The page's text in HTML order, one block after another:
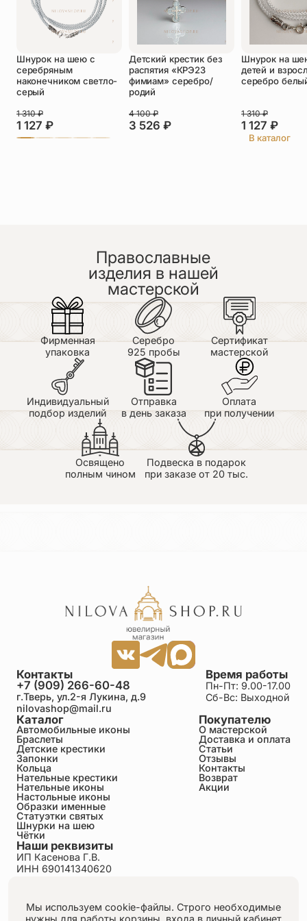
Оставить отзыв
Подтверждаю свое согласие с
политикой конфиденциальностии даю
согласие на обработку персональных
данных
Пока нет отзывов. Будьте первым!
Шнурок на шею с
серебряным
наконечником светло-
серый
1 127 ₽
1 310₽
Детский крестик без
распятия «КРЭ23
фимиам» серебро/
родий
3 526 ₽
4 100₽
Шнурок на
детей и
серебро
1 127 ₽
1 310₽
В каталог
Православные
изделия в нашей
мастерской
Фирменная
упаковка
Серебро
925 пробы
Сертификат
мастерской
Индивидуальный
подбор изделий
Отправка
в день заказа
Оплата
при получении
Освящено
полным чином
Подвеска в подарок
при заказе от 20 тыс.
Каталог
Автомобильные иконы
Браслеты
Детские крестики
Запонки
Кольца
Нательные крестики
Нательные иконы
Настольные иконы
Образки именные
Статуэтки святых
Шнурки на шею
Чётки
Покупателю
О мастерской
Доставка и оплата
Статьи
Отзывы
Контакты
Возврат
Акции
Время работы
Пн-Пт: 9.00-17.00
Сб-Вс: Выходной
Контакты
+7 (909) 266-60-48
г.Тверь, ул.2-я Лукина, д.9
nilovashop@mail.ru
Наши реквизиты
ИП Касенова Г.В.
ИНН 690141340620
Пользовательское соглашение
Публичная оферта
Мы используем cookie-файлы. Строго необходимые
нужны для работы корзины, входа в личный кабинет